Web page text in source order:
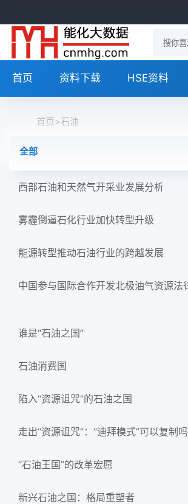
首页 资料下载 HSE资料
首页>石油
全部
西部石油和天然气开采业发展分析
雾霾倒逼石化行业加快转型升级
能源转型推动石油行业的跨越发展
中国参与国际合作开发北极油气资源法
谁是“石油之国”
石油消费国
陷入“资源诅咒”的石油之国
走出“资源诅咒”：“迪拜模式”可以复制吗
“石油王国”的改革宏愿
新兴石油之国：格局重塑者